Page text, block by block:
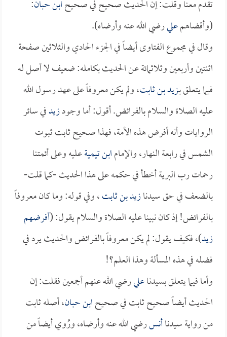
تقدم معنا وقلت: إن الحديث صحيح في صحيحابن حبان:
(وأقضاهمعليرضي الله عنه وأرضاه).
وقال في مجموع الفتاوى أيضاً في الجزء الحادي والثلاثين صفحة
اثنتين وأربعين وثلاثمائة عن الحديث بكامله: ضعيف لا أصل له
فيما يتعلق بـزيد بن ثابت، ولم يكن معروفاً على عهد رسول الله
عليه الصلاة والسلام بالفرائض. أقول: أما وجودزيدفي سائر
الروايات وأنه أفرض هذه الأمة، فهذا صحيح ثابت ثبوت
الشمس في رابعة النهار، والإمامابن تيميةعليه وعلى أئمتنا
رحمات رب البرية أخطأ في حكمه على هذا الحديث -كما قلت-
بالضعف في حق سيدنازيد بن ثابت، وفي قوله: وما كان معروفاً
بالفرائض! إذ كان نبينا عليه الصلاة والسلام يقول: (أفرضهم
زيد)، فكيف يقول: لم يكن معروفاً بالفرائض والحديث يرد في
فضله في هذه المسألة وهذا العلم؟!
وأما فيما يتعلق بسيدناعليرضي الله عنهم أجمعين فقلت: إن
الحديث أيضاً صحيح ثابت في صحيحابن حبان، أصله ثابت
من رواية سيدناأنسرضي الله عنه وأرضاه، ورُوي أيضاً من